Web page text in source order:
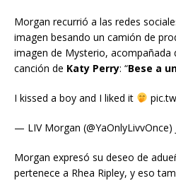
Morgan recurrió a las redes
imagen besando un camión de
imagen de Mysterio, acompañada
canción de Katy Perry: “Bese a
I kissed a boy and I liked it
— LIV Morgan (@YaOnlyLivvOnce)
Morgan expresó su deseo de
pertenece a Rhea Ripley, y eso